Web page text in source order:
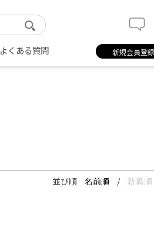
よくある質問 新規会員登録
並び順 名前順 / 新着順